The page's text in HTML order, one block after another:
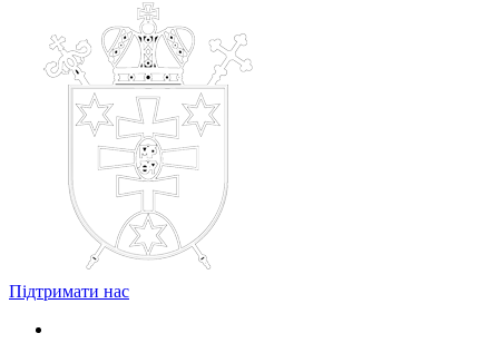
Підтримати нас